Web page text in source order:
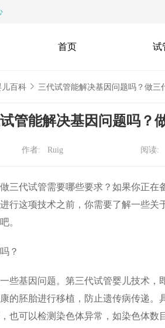
首页 试
百科 三代试管能解决基因问题吗？做三
管能解决基因问题吗？
作者: Ruig 阅读:
三代试管需要哪些要求？如果你正
行这项技术之前，你需要了解一些
。
？
些基因问题。第三代试管婴儿技术
的胚胎进行移植，防止遗传病传递
也可以检测染色体异常，如染色体